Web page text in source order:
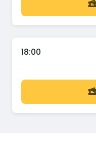
18:00